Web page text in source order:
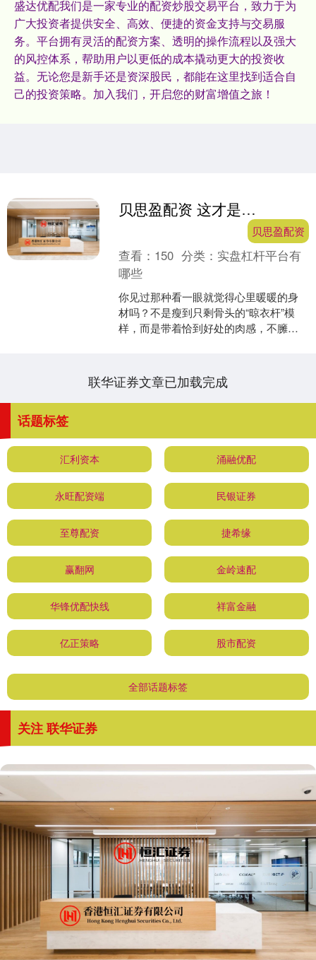
盛达优配我们是一家专业的配资炒股交易平台，致力于为
广大投资者提供安全、高效、便捷的资金支持与交易服
务。平台拥有灵活的配资方案、透明的操作流程以及强大
的风控体系，帮助用户以更低的成本撬动更大的投资收
益。无论您是新手还是资深股民，都能在这里找到适合自
己的投资策略。加入我们，开启您的财富增值之旅！
贝思盈配资 这才是让人疯狂的好身材！肉肉的超可爱，甜到心坎里，看了就忍不住想抱抱！
贝思盈配资
查看： 150 分类： 实盘杠杆平台有
哪些
你见过那种看一眼就觉得心里暖暖的身
材吗？不是瘦到只剩骨头的“晾衣杆”模
样，而是带着恰到好处的肉感，不臃
联华证券文章已加载完成
话题标签
汇利资本 涌融优配
永旺配资端 民银证券
至尊配资 捷希缘
赢翻网 金岭速配
华锋优配快线 祥富金融
亿正策略 股市配资
全部话题标签
关注 联华证券